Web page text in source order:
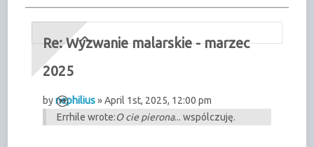
Re: Wyzwanie malarskie - marzec
2025
bynephilius» April 1st, 2025, 12:00 pm
Errhile wrote:O cie pierona... wspólczuję.